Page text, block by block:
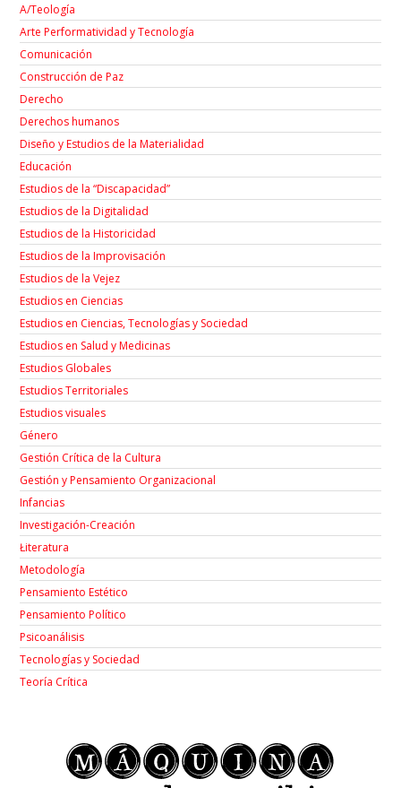
A/Teología
Arte Performatividad y Tecnología
Comunicación
Construcción de Paz
Derecho
Derechos humanos
Diseño y Estudios de la Materialidad
Educación
Estudios de la “Discapacidad”
Estudios de la Digitalidad
Estudios de la Historicidad
Estudios de la Improvisación
Estudios de la Vejez
Estudios en Ciencias
Estudios en Ciencias, Tecnologías y Sociedad
Estudios en Salud y Medicinas
Estudios Globales
Estudios Territoriales
Estudios visuales
Género
Gestión Crítica de la Cultura
Gestión y Pensamiento Organizacional
Infancias
Investigación-Creación
Łiteratura
Metodología
Pensamiento Estético
Pensamiento Político
Psicoanálisis
Tecnologías y Sociedad
Teoría Crítica